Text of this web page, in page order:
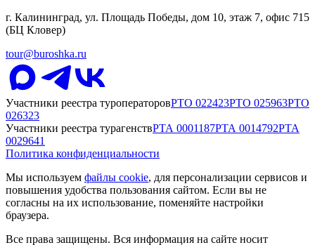
г. Калининград, ул. Площадь Победы, дом 10, этаж 7, офис 715
(БЦ Кловер)
tour@buroshka.ru
Участники реестра туроператоровРТО 022423РТО 025963РТО
026323
Участники реестра турагенствРТА 0001187РТА 0014792РТА
0029641
Политика конфиденциальности
Мы используем файлы cookie, для персонализации сервисов и
повышения удобства пользования сайтом. Если вы не
согласны на их использование, поменяйте настройки
браузера.
Все права защищены. Вся информация на сайте носит